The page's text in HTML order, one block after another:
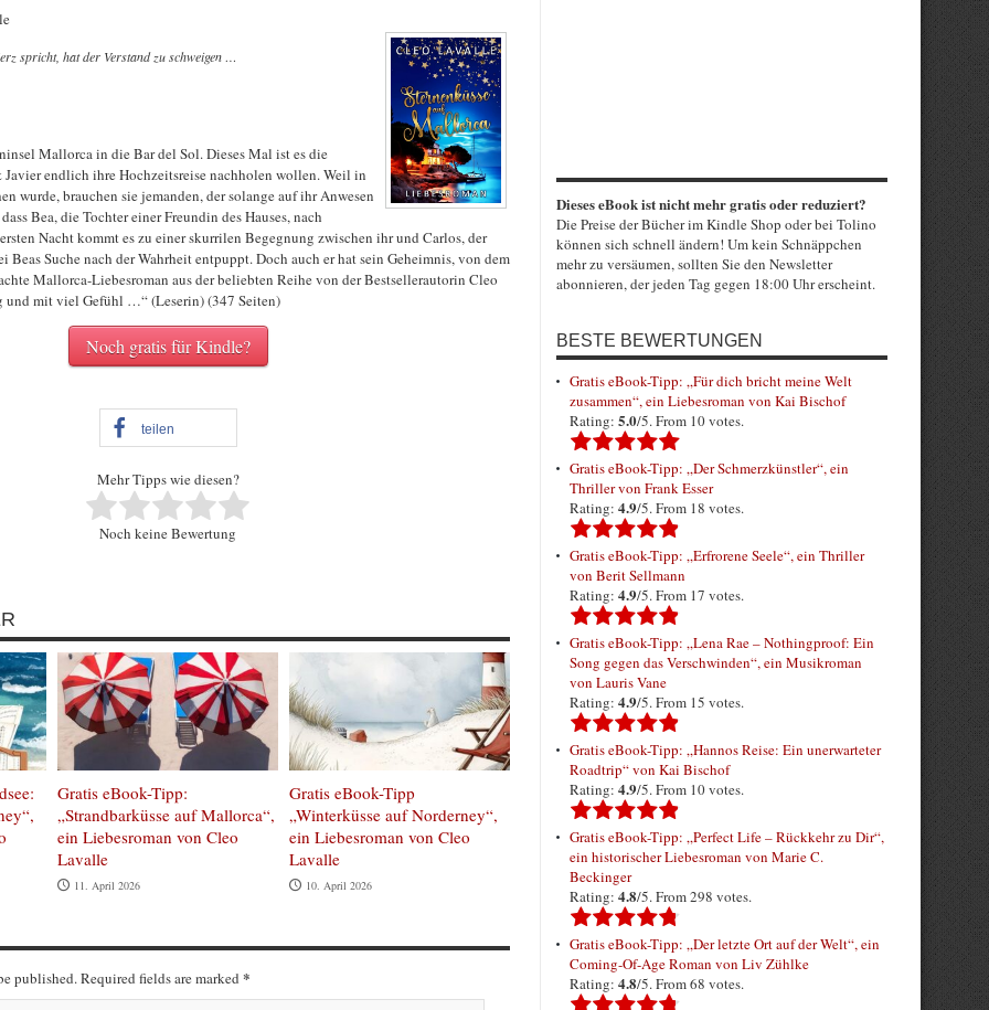
spricht, hat der Verstand zu schweigen …
Mallorca in die Bar del Sol. Dieses Mal ist es die
endlich ihre Hochzeitsreise nachholen wollen. Weil in
wurde, brauchen sie jemanden, der solange auf ihr Anwesen
Bea, die Tochter einer Freundin des Hauses, nach
Nacht kommt es zu einer skurrilen Begegnung zwischen ihr und Carlos, der
Beas Suche nach der Wahrheit entpuppt. Doch auch er hat sein Geheimnis, von dem
Mallorca-Liebesroman aus der beliebten Reihe von der Bestsellerautorin Cleo
mit viel Gefühl …“ (Leserin) (347 Seiten)
Noch gratis für Kindle?
teilen
Mehr Tipps wie diesen?
Noch keine Bewertung
Gratis eBook-Tipp:
„Strandbarküsse auf Mallorca“,
ein Liebesroman von Cleo
Lavalle
11. April 2026
Gratis eBook-Tipp
„Winterküsse auf Norderney“,
ein Liebesroman von Cleo
Lavalle
10. April 2026
published. Required fields are marked *
Dieses eBook ist nicht mehr gratis oder reduziert?
Die Preise der Bücher im Kindle Shop oder bei Tolino
können sich schnell ändern! Um kein Schnäppchen
mehr zu versäumen, sollten Sie den Newsletter
abonnieren, der jeden Tag gegen 18:00 Uhr erscheint.
BESTE BEWERTUNGEN
Gratis eBook-Tipp: „Für dich bricht meine Welt
zusammen“, ein Liebesroman von Kai Bischof
Rating: 5.0/5. From 10 votes.
Gratis eBook-Tipp: „Der Schmerzkünstler“, ein
Thriller von Frank Esser
Rating: 4.9/5. From 18 votes.
Gratis eBook-Tipp: „Erfrorene Seele“, ein Thriller
von Berit Sellmann
Rating: 4.9/5. From 17 votes.
Gratis eBook-Tipp: „Lena Rae – Nothingproof: Ein
Song gegen das Verschwinden“, ein Musikroman
von Lauris Vane
Rating: 4.9/5. From 15 votes.
Gratis eBook-Tipp: „Hannos Reise: Ein unerwarteter
Roadtrip“ von Kai Bischof
Rating: 4.9/5. From 10 votes.
Gratis eBook-Tipp: „Perfect Life – Rückkehr zu Dir“,
ein historischer Liebesroman von Marie C.
Beckinger
Rating: 4.8/5. From 298 votes.
Gratis eBook-Tipp: „Der letzte Ort auf der Welt“, ein
Coming-Of-Age Roman von Liv Zühlke
Rating: 4.8/5. From 68 votes.